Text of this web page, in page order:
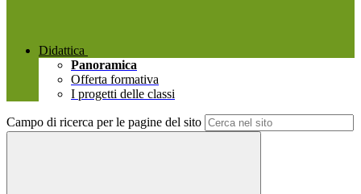
Didattica
Panoramica
Offerta formativa
I progetti delle classi
Campo di ricerca per le pagine del sito